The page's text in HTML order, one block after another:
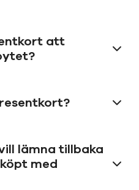
att
lämna tillbaka
med